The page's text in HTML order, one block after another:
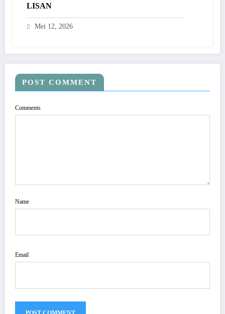
LISAN
Mei 12, 2026
POST COMMENT
Comments
Name
Email